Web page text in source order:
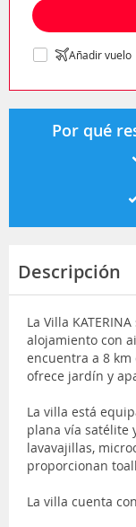
Añadir vuelo
Por qué
Descripción
La Villa
alojamiento con
encuentra a 8
ofrece jardín y
La villa está
plana vía satélite
lavavajillas,
proporcionan
La villa cuenta